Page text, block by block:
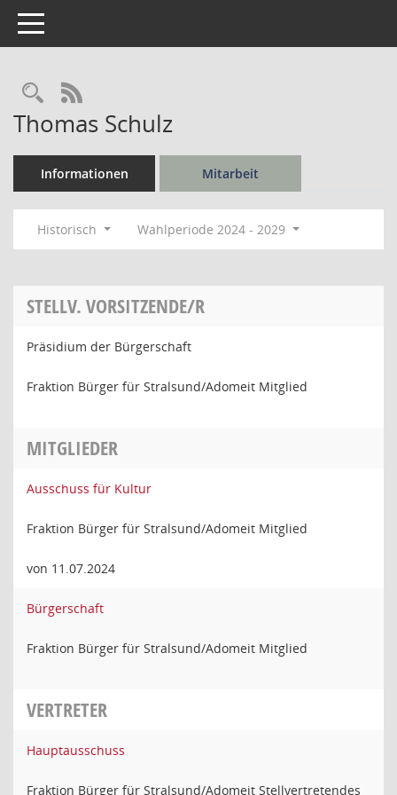
Toggle navigation
Rechercheauswahl
RSS-Feed
Thomas Schulz
Informationen Mitarbeit
Historisch Wahlperiode 2024 - 2029
STELLV. VORSITZENDE/R
Präsidium der Bürgerschaft
Fraktion Bürger für Stralsund/Adomeit Mitglied
MITGLIEDER
Ausschuss für Kultur
Fraktion Bürger für Stralsund/Adomeit Mitglied
von 11.07.2024
Bürgerschaft
Fraktion Bürger für Stralsund/Adomeit Mitglied
VERTRETER
Hauptausschuss
Fraktion Bürger für Stralsund/Adomeit Stellvertretendes